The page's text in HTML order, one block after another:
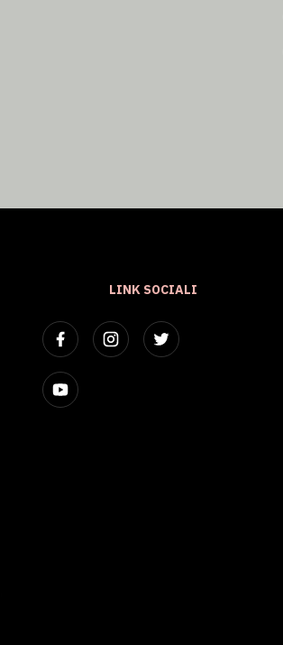
LINK SOCIALI